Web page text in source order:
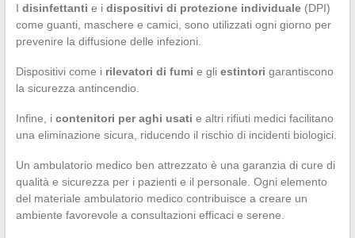
I disinfettanti e i dispositivi di protezione individuale(DPI)
come guanti, maschere e camici, sono utilizzati ogni giorno per
prevenire la diffusione delle infezioni.
Dispositivi come i rilevatori di fumi e gli estintori garantiscono
la sicurezza antincendio.
Infine, i contenitori per aghi usati e altri rifiuti medici facilitano
una eliminazione sicura, riducendo il rischio di incidenti biologici.
Un ambulatorio medico ben attrezzato è una garanzia di cure di
qualità e sicurezza per i pazienti e il personale. Ogni elemento
del materiale ambulatorio medico contribuisce a creare un
ambiente favorevole a consultazioni efficaci e serene.